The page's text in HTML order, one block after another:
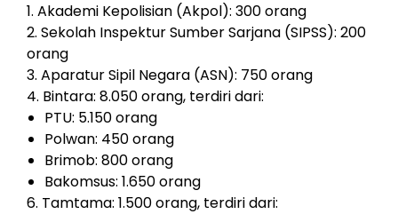
1. Akademi Kepolisian (Akpol): 300 orang
2. Sekolah Inspektur Sumber Sarjana (SIPSS): 200
orang
3. Aparatur Sipil Negara (ASN): 750 orang
4. Bintara: 8.050 orang, terdiri dari:
PTU: 5.150 orang
Polwan: 450 orang
Brimob: 800 orang
Bakomsus: 1.650 orang
6. Tamtama: 1.500 orang, terdiri dari: